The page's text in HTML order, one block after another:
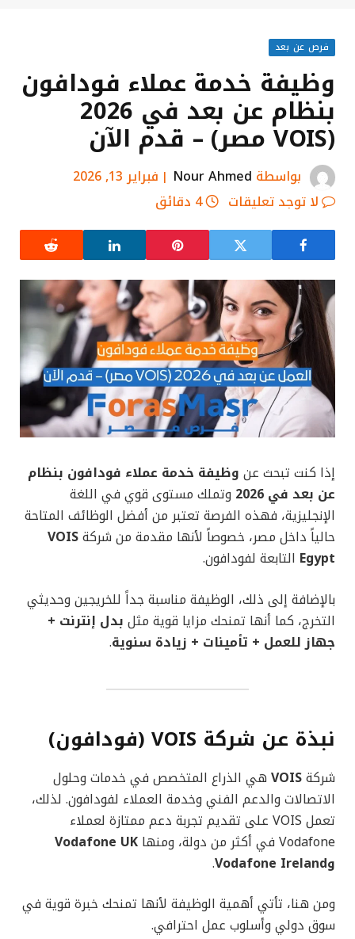
فرص عن بعد
وظيفة خدمة عملاء فودافون
بنظام عن بعد في 2026
(VOIS مصر) – قدم الآن
بواسطة Nour Ahmed
فبراير 13, 2026
لا توجد تعليقات
4 دقائق
إذا كنت تبحث عن وظيفة خدمة عملاء فودافون بنظام
عن بعد في 2026
وتملك مستوى قوي في اللغة
الإنجليزية، فهذه الفرصة تعتبر من أفضل الوظائف المتاحة
حالياً داخل مصر، خصوصاً لأنها مقدمة من شركةVOIS
Egypt التابعة لفودافون.
بالإضافة إلى ذلك، الوظيفة مناسبة جداً للخريجين وحديثي
التخرج، كما أنها تمنحك مزايا قوية مثل بدل إنترنت +
جهاز للعمل + تأمينات + زيادة سنوية.
نبذة عن شركة VOIS (فودافون)
شركةVOIS هي الذراع المتخصص في خدمات وحلول
الاتصالات والدعم الفني وخدمة العملاء لفودافون. لذلك،
تعمل VOIS على تقديم تجربة دعم ممتازة لعملاء
Vodafone في أكثر من دولة، ومنها
Vodafone UK
وVodafone Ireland
.
ومن هنا، تأتي أهمية الوظيفة لأنها تمنحك خبرة قوية في
سوق دولي وأسلوب عمل احترافي.